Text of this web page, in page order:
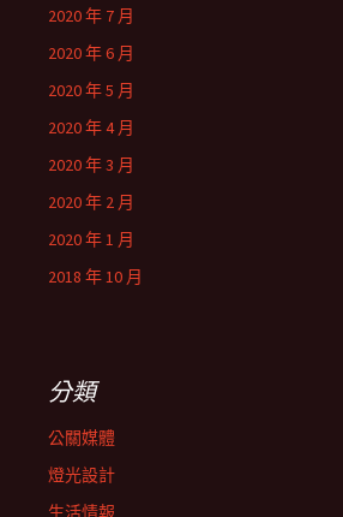
2020 年 7 月
2020 年 6 月
2020 年 5 月
2020 年 4 月
2020 年 3 月
2020 年 2 月
2020 年 1 月
2018 年 10 月
分類
公關媒體
燈光設計
生活情報